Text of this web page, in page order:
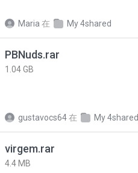
Maria 在 My 4shared
PBNuds.rar
1.04 GB
gustavocs64在 My 4shared
virgem.rar
4.4 MB